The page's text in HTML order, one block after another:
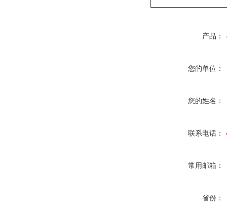
产品：
您的单位：
您的姓名：
联系电话：
常用邮箱：
省份：